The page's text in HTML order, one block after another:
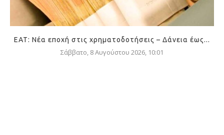
ΕΑΤ: Νέα εποχή στις χρηματοδοτήσεις – Δάνεια έως...
Σάββατο, 8 Αυγούστου 2026, 10:01